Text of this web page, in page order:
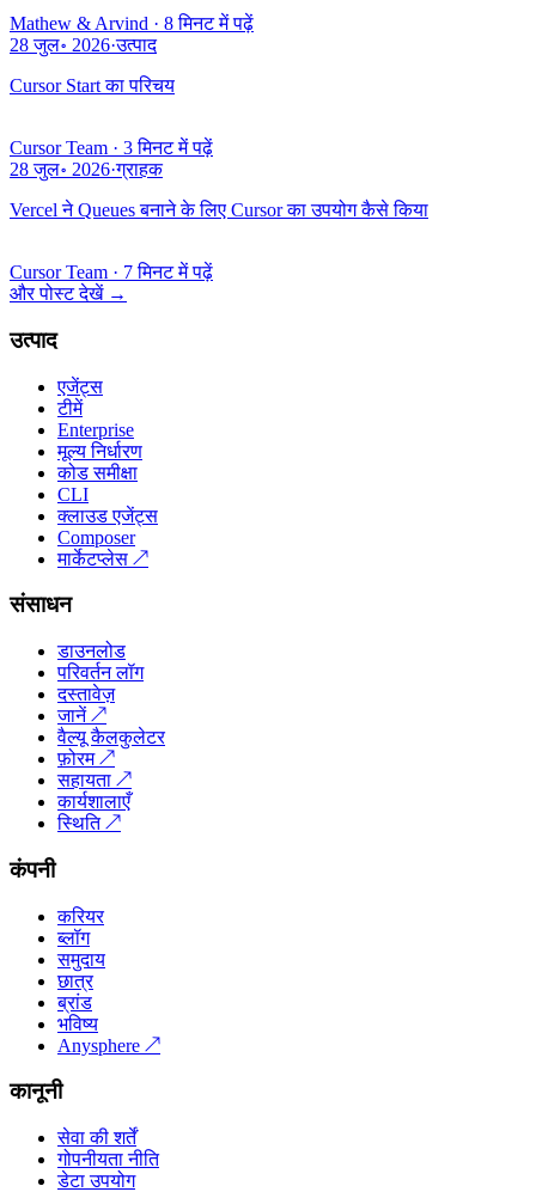
Mathew & Arvind · 8 मिनट में पढ़ें
28 जुल॰ 2026·उत्पाद
Cursor Start का परिचय
Cursor Team · 3 मिनट में पढ़ें
28 जुल॰ 2026·ग्राहक
Vercel ने Queues बनाने के लिए Cursor का उपयोग कैसे किया
Cursor Team · 7 मिनट में पढ़ें
और पोस्ट देखें→
उत्पाद
एजेंट्स
टीमें
Enterprise
मूल्य निर्धारण
कोड समीक्षा
CLI
क्लाउड एजेंट्स
Composer
मार्केटप्लेस ↗
संसाधन
डाउनलोड
परिवर्तन लॉग
दस्तावेज़
जानें↗
वैल्यू कैलकुलेटर
फ़ोरम↗
सहायता ↗
कार्यशालाएँ
स्थिति↗
कंपनी
करियर
ब्लॉग
समुदाय
छात्र
ब्रांड
भविष्य
Anysphere ↗
कानूनी
सेवा की शर्तें
गोपनीयता नीति
डेटा उपयोग